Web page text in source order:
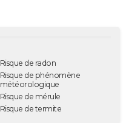
Risque de radon
Risque de phénomène
météorologique
Risque de mérule
Risque de termite